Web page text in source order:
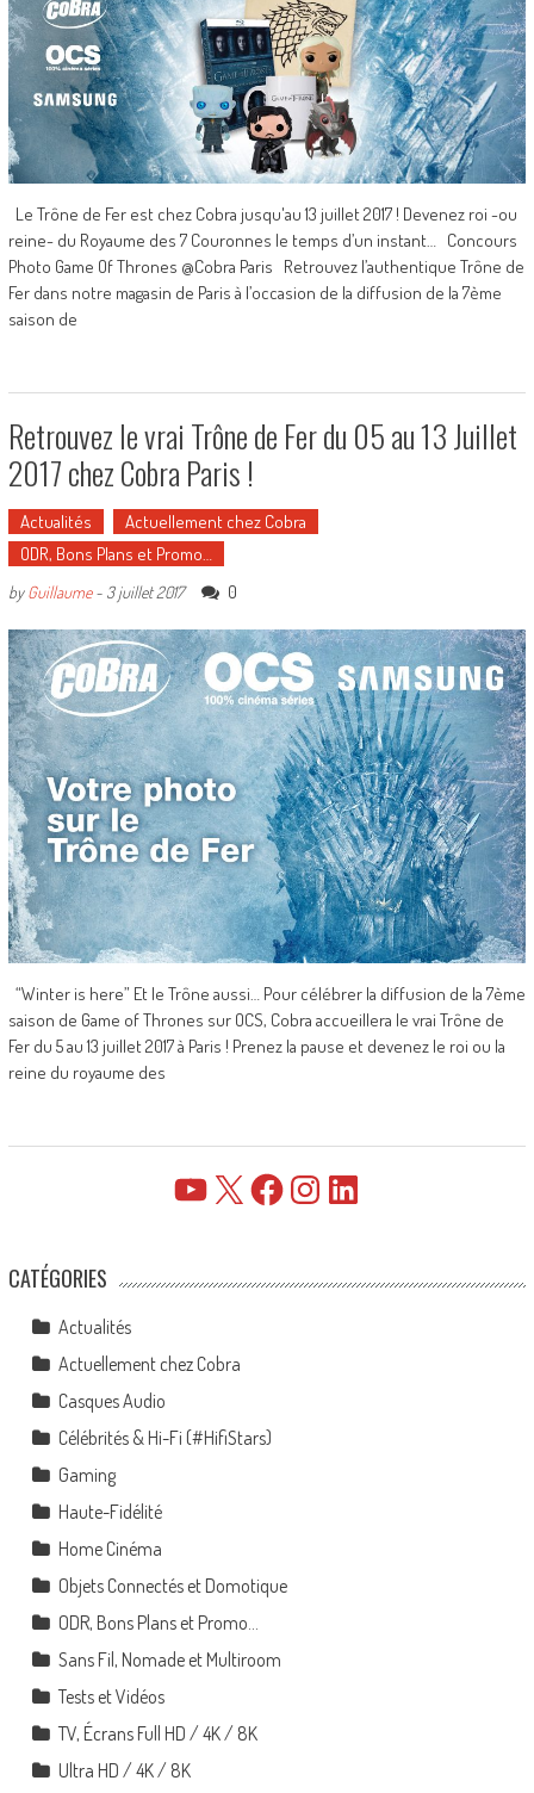
Le Trône de Fer est chez Cobra jusqu'au 13 juillet 2017 ! Devenez roi -ou
reine- du Royaume des 7 Couronnes le temps d’un instant… Concours
Photo Game Of Thrones @Cobra Paris Retrouvez l’authentique Trône de
Fer dans notre magasin de Paris à l’occasion de la diffusion de la 7ème
saison de
Retrouvez le vrai Trône de Fer du 05 au 13 Juillet
2017 chez Cobra Paris !
Actualités
Actuellement chez Cobra
ODR, Bons Plans et Promo…
byGuillaume- 3 juillet 2017 0
“Winter is here” Et le Trône aussi… Pour célébrer la diffusion de la 7ème
saison de Game of Thrones sur OCS, Cobra accueillera le vrai Trône de
Fer du 5 au 13 juillet 2017 à Paris ! Prenez la pause et devenez le roi ou la
reine du royaume des
YouTube FacebookInstagramLinkedIn
CATÉGORIES
Actualités
Actuellement chez Cobra
Casques Audio
Célébrités & Hi-Fi (#HifiStars)
Gaming
Haute-Fidélité
Home Cinéma
Objets Connectés et Domotique
ODR, Bons Plans et Promo…
Sans Fil, Nomade et Multiroom
Tests et Vidéos
TV, Écrans Full HD / 4K / 8K
Ultra HD / 4K / 8K